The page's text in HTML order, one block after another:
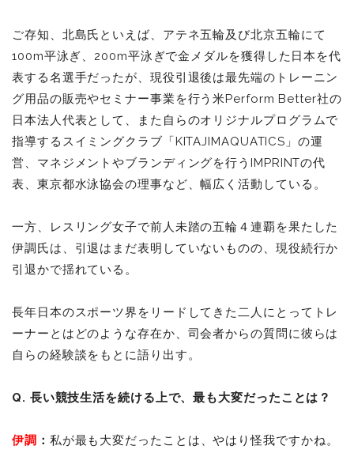
ご存知、北島氏といえば、アテネ五輪及び北京五輪にて
100m平泳ぎ、200m平泳ぎで金メダルを獲得した日本を代
表する名選手だったが、現役引退後は最先端のトレーニン
グ用品の販売やセミナー事業を行う米Perform Better社の
日本法人代表として、また自らのオリジナルプログラムで
指導するスイミングクラブ「KITAJIMAQUATICS」の運
営、マネジメントやブランディングを行うIMPRINTの代
表、東京都水泳協会の理事など、幅広く活動している。
一方、レスリング女子で前人未踏の五輪４連覇を果たした
伊調氏は、引退はまだ表明していないものの、現役続行か
引退かで揺れている。
長年日本のスポーツ界をリードしてきた二人にとってトレ
ーナーとはどのような存在か、司会者からの質問に彼らは
自らの経験談をもとに語り出す。
Q. 長い競技生活を続ける上で、最も大変だったことは？
伊調 ： 私が最も大変だったことは、やはり怪我ですかね。